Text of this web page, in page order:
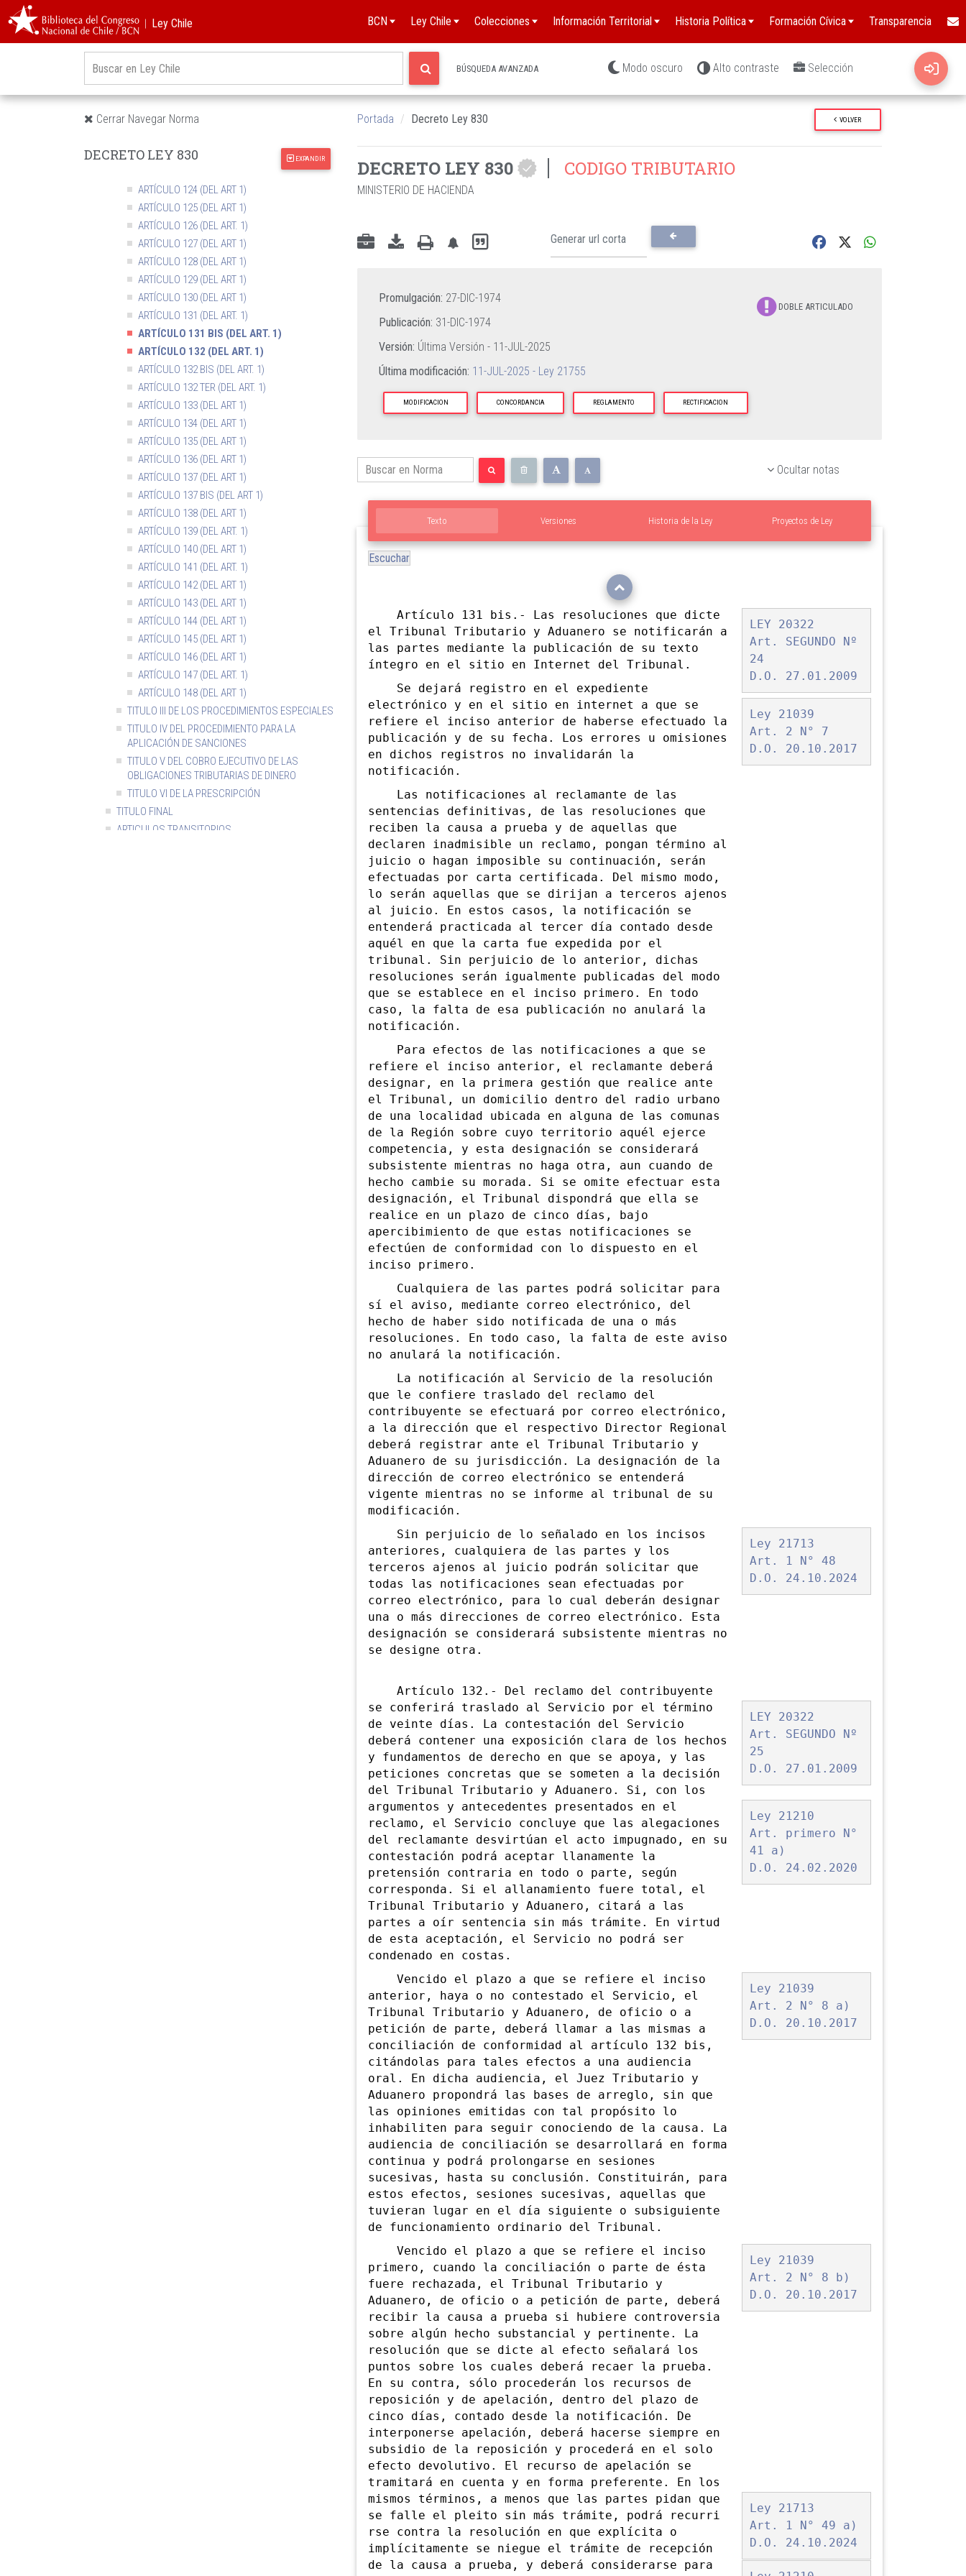
︱Ley Chile BCN Ley Chile Colecciones Información Territorial Historia Política Formación Cívica Transparencia
BÚSQUEDA AVANZADA Modo oscuro Alto contraste Selección
Cerrar Navegar Norma Portada Decreto Ley 830 VOLVER
DECRETO LEY 830 EXPANDIR
INFRACCIONES Y SANCIONES
LIBRO TERCERO DE LA COMPETENCIA PARA
CONOCER DE LOS ASUNTOS CONTENCIOSOS
TRIBUTARIOS, DE LOS PROCEDIMIENTOS Y DE
LA PRESCRIPCIÓN
TITULO I DE LA COMPETENCIA PARA CONOCER DE
TITULO II DEL PROCEDIMIENTO GENERAL DE
ARTÍCULO 123 (DEL ART 1)
ARTÍCULO 124 (DEL ART 1)
ARTÍCULO 125 (DEL ART 1)
ARTÍCULO 126 (DEL ART. 1)
ARTÍCULO 127 (DEL ART 1)
ARTÍCULO 128 (DEL ART 1)
ARTÍCULO 129 (DEL ART 1)
ARTÍCULO 130 (DEL ART 1)
ARTÍCULO 131 (DEL ART. 1)
ARTÍCULO 131 BIS (DEL ART. 1)
ARTÍCULO 132 (DEL ART. 1)
ARTÍCULO 132 BIS (DEL ART. 1)
ARTÍCULO 132 TER (DEL ART. 1)
ARTÍCULO 133 (DEL ART 1)
ARTÍCULO 134 (DEL ART 1)
ARTÍCULO 135 (DEL ART 1)
ARTÍCULO 136 (DEL ART 1)
ARTÍCULO 137 (DEL ART 1)
ARTÍCULO 137 BIS (DEL ART 1)
ARTÍCULO 138 (DEL ART 1)
ARTÍCULO 139 (DEL ART. 1)
ARTÍCULO 140 (DEL ART 1)
ARTÍCULO 141 (DEL ART. 1)
ARTÍCULO 142 (DEL ART 1)
ARTÍCULO 143 (DEL ART 1)
ARTÍCULO 144 (DEL ART 1)
ARTÍCULO 145 (DEL ART 1)
ARTÍCULO 146 (DEL ART 1)
ARTÍCULO 147 (DEL ART. 1)
ARTÍCULO 148 (DEL ART 1)
TITULO III DE LOS PROCEDIMIENTOS ESPECIALES
TITULO IV DEL PROCEDIMIENTO PARA LA
APLICACIÓN DE SANCIONES
TITULO V DEL COBRO EJECUTIVO DE LAS
OBLIGACIONES TRIBUTARIAS DE DINERO
TITULO VI DE LA PRESCRIPCIÓN
TITULO FINAL
ARTICULOS TRANSITORIOS
DECRETO LEY 830 CODIGO TRIBUTARIO
MINISTERIO DE HACIENDA
DOBLE ARTICULADO
Promulgación: 27-DIC-1974
Publicación: 31-DIC-1974
Versión: Última Versión - 11-JUL-2025
Última modificación: 11-JUL-2025 - Ley 21755
MODIFICACION CONCORDANCIA REGLAMENTO RECTIFICACION
Ocultar notas
Texto Versiones Proyectos de Ley
Historia de la Ley
Escuchar
Artículo 131 bis.- Las resoluciones
LEY 20322
Art. SEGUNDO Nº
24
D.O. 27.01.2009
que dicte
el Tribunal Tributario y Aduanero se notificarán a
las partes mediante la publicación de su texto
íntegro en el sitio en Internet del Tribunal.
Se dejará
Ley 21039
Art. 2 N° 7
D.O. 20.10.2017
registro en el expediente
electrónico y en el sitio en internet a que se
refiere el inciso anterior de haberse efectuado la
publicación y de su fecha. Los errores u omisiones
en dichos registros no invalidarán la
notificación.
Las notificaciones al reclamante de las
sentencias definitivas, de las resoluciones que
reciben la causa a prueba y de aquellas que
declaren inadmisible un reclamo, pongan término al
juicio o hagan imposible su continuación, serán
efectuadas por carta certificada. Del mismo modo,
lo serán aquellas que se dirijan a terceros ajenos
al juicio. En estos casos, la notificación se
entenderá practicada al tercer día contado desde
aquél en que la carta fue expedida por el
tribunal. Sin perjuicio de lo anterior, dichas
resoluciones serán igualmente publicadas del modo
que se establece en el inciso primero. En todo
caso, la falta de esa publicación no anulará la
notificación.
Para efectos de las notificaciones a que se
refiere el inciso anterior, el reclamante deberá
designar, en la primera gestión que realice ante
el Tribunal, un domicilio dentro del radio urbano
de una localidad ubicada en alguna de las comunas
de la Región sobre cuyo territorio aquél ejerce
competencia, y esta designación se considerará
subsistente mientras no haga otra, aun cuando de
hecho cambie su morada. Si se omite efectuar esta
designación, el Tribunal dispondrá que ella se
realice en un plazo de cinco días, bajo
apercibimiento de que estas notificaciones se
efectúen de conformidad con lo dispuesto en el
inciso primero.
Cualquiera de las partes podrá solicitar para
sí el aviso, mediante correo electrónico, del
hecho de haber sido notificada de una o más
resoluciones. En todo caso, la falta de este aviso
no anulará la notificación.
La notificación al Servicio de la resolución
que le confiere traslado del reclamo del
contribuyente se efectuará por correo electrónico,
a la dirección que el respectivo Director Regional
deberá registrar ante el Tribunal Tributario y
Aduanero de su jurisdicción. La designación de la
dirección de correo electrónico se entenderá
vigente mientras no se informe al tribunal de su
modificación.
Sin perjuicio de
Ley 21713
Art. 1 N° 48
D.O. 24.10.2024
lo señalado en los incisos
anteriores, cualquiera de las partes y los
terceros ajenos al juicio podrán solicitar que
todas las notificaciones sean efectuadas por
correo electrónico, para lo cual deberán designar
una o más direcciones de correo electrónico. Esta
designación se considerará subsistente mientras no
se designe otra.
Artículo 132.- Del reclamo del contribuyente
se
LEY 20322
Art. SEGUNDO Nº
25
D.O. 27.01.2009
conferirá traslado al Servicio por el término
de veinte días. La contestación del Servicio
deberá contener una exposición clara de los hechos
y fundamentos de derecho en que se apoya, y las
peticiones concretas que se someten a la decisión
del Tribunal Tributario y Aduanero. Si, con
Ley 21210
Art. primero N°
41 a)
D.O. 24.02.2020
los
argumentos y antecedentes presentados en el
reclamo, el Servicio concluye que las alegaciones
del reclamante desvirtúan el acto impugnado, en su
contestación podrá aceptar llanamente la
pretensión contraria en todo o parte, según
corresponda. Si el allanamiento fuere total, el
Tribunal Tributario y Aduanero, citará a las
partes a oír sentencia sin más trámite. En virtud
de esta aceptación, el Servicio no podrá ser
condenado en costas.
Vencido
Ley 21039
Art. 2 N° 8 a)
D.O. 20.10.2017
el plazo a que se refiere el inciso
anterior, haya o no contestado el Servicio, el
Tribunal Tributario y Aduanero, de oficio o a
petición de parte, deberá llamar a las mismas a
conciliación de conformidad al artículo 132 bis,
citándolas para tales efectos a una audiencia
oral. En dicha audiencia, el Juez Tributario y
Aduanero propondrá las bases de arreglo, sin que
las opiniones emitidas con tal propósito lo
inhabiliten para seguir conociendo de la causa. La
audiencia de conciliación se desarrollará en forma
continua y podrá prolongarse en sesiones
sucesivas, hasta su conclusión. Constituirán, para
estos efectos, sesiones sucesivas, aquellas que
tuvieran lugar en el día siguiente o subsiguiente
de funcionamiento ordinario del Tribunal.
Vencido el plazo a que se refiere el inciso
Ley 21039
Art. 2 N° 8 b)
D.O. 20.10.2017
primero, cuando la conciliación o parte de ésta
fuere rechazada, el Tribunal Tributario y
Aduanero, de oficio o a petición de parte, deberá
recibir la causa a prueba si hubiere controversia
sobre algún hecho substancial y pertinente. La
resolución que se dicte al efecto señalará los
puntos sobre los cuales deberá recaer la prueba.
En su contra, sólo procederán los recursos de
reposición y de apelación, dentro del plazo de
cinco días, contado desde la notificación. De
interponerse apelación, deberá hacerse siempre en
subsidio de la reposición y procederá en el solo
efecto devolutivo. El recurso de apelación se
tramitará en cuenta y en forma preferente. En los
mismos términos
Ley 21713
Art. 1 N° 49 a)
D.O. 24.10.2024
, a menos que las partes pidan que
se falle el pleito sin más trámite, podrá recurri
rse contra la resolución en que explícita o
implícitamente se niegue el trámite de recepción
de la causa a prueba, y deberá considerarse para